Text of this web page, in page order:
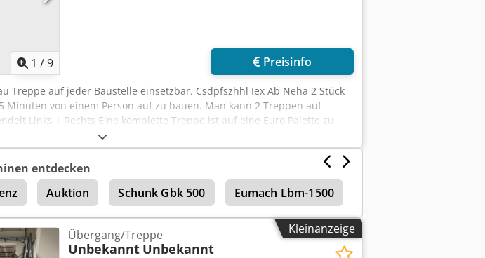
1 /9 Preisinfo
Treppe auf jeder Baustelle einsetzbar. Csdpfszhhl Iex Ab Neha 2 Stück
Minuten von einem Person auf zu bauen. Man kann 2 Treppen auf
Links + Rechts Eine komplette Treppe ist auf eine Euro Palette zu
entdecken
Auktion Schunk Gbk 500 Eumach Lbm-1500
Kleinanzeige
Übergang/Treppe
Unbekannt Unbekannt